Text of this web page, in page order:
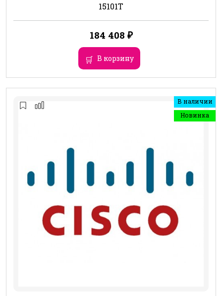
15101T
184 408 ₽
В корзину
В наличии
Новинка